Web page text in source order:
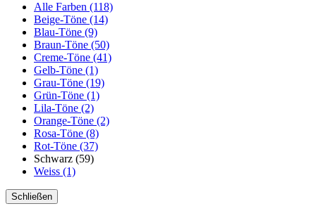
Alle Farben (118)
Beige-Töne (14)
Blau-Töne (9)
Braun-Töne (50)
Creme-Töne (41)
Gelb-Töne (1)
Grau-Töne (19)
Grün-Töne (1)
Lila-Töne (2)
Orange-Töne (2)
Rosa-Töne (8)
Rot-Töne (37)
Schwarz (59)
Weiss (1)
Schließen